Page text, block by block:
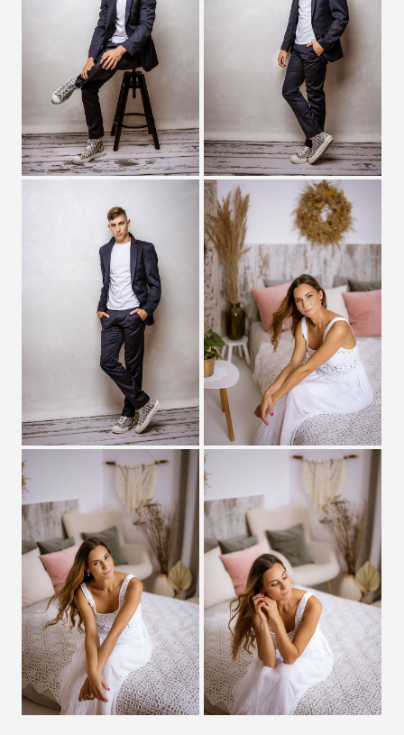
Zobrazit detail Zobrazit detail
Zobrazit detail Zobrazit detail